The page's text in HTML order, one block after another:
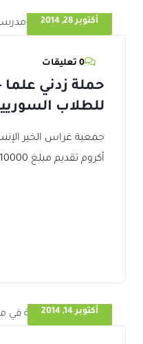
أكتوبر 28, 2014
0 تعليقات
حملة زدني
للطلاب
جمعية غراس الخير
أكروم تقديم مبلغ 10000$ من جمعية إحياء
أكتوبر 14, 2014